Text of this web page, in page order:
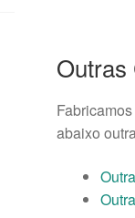
Outras
abaixo